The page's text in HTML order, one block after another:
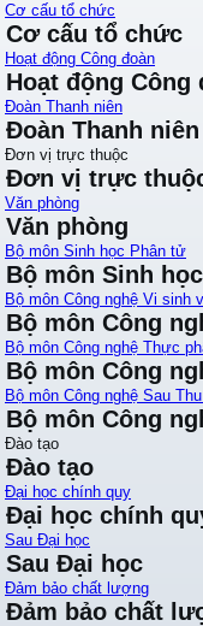
Cơ cấu tổ chức
Cơ cấu tổ chức
Hoạt động Công đoàn
Hoạt động Công
Đoàn Thanh niên
Đoàn Thanh niên
Đơn vị trực thuộc
Đơn vị trực
Văn phòng
Văn phòng
Bộ môn Sinh học Phân tử
Bộ môn Sinh
Bộ môn Công nghệ Vi sinh
Bộ môn Công
Bộ môn Công nghệ Thực
Bộ môn Công
Bộ môn Công nghệ Sau
Bộ môn Công
Đào tạo
Đào tạo
Đại học chính quy
Đại học chính
Sau Đại học
Sau Đại học
Đảm bảo chất lượng
Đảm bảo chất